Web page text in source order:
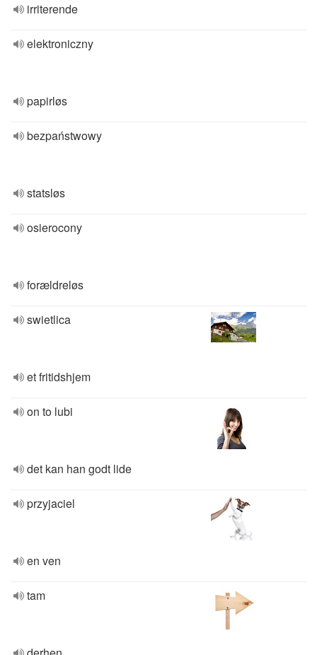
irriterende
elektroniczny
papirløs
bezpaństwowy
statsløs
osierocony
forældreløs
swietlica
et fritidshjem
on to lubi
det kan han godt lide
przyjaciel
en ven
tam